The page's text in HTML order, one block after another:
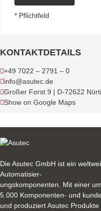
* Pflichtfeld
KONTAKTDETAILS
+49 7022 – 2791 – 0
info@asutec.de
Großer Forst 9 | D-72622
Show on Google Maps
Die Asutec GmbH ist ein
Automatisier-
ungskomponenten. Mit einer
5.000 Komponenten- und
und produziert Asutec